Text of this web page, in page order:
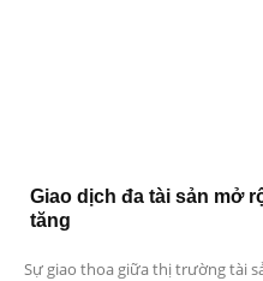
Giao dịch đa tài sản mở
tăng
Sự giao thoa giữa thị trường tài